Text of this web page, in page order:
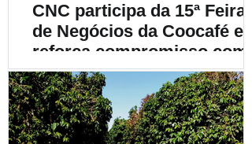
CNC participa da 15ª Feira
de Negócios da Coocafé e
reforça compromisso com
fortalecimento da
cafeicultura